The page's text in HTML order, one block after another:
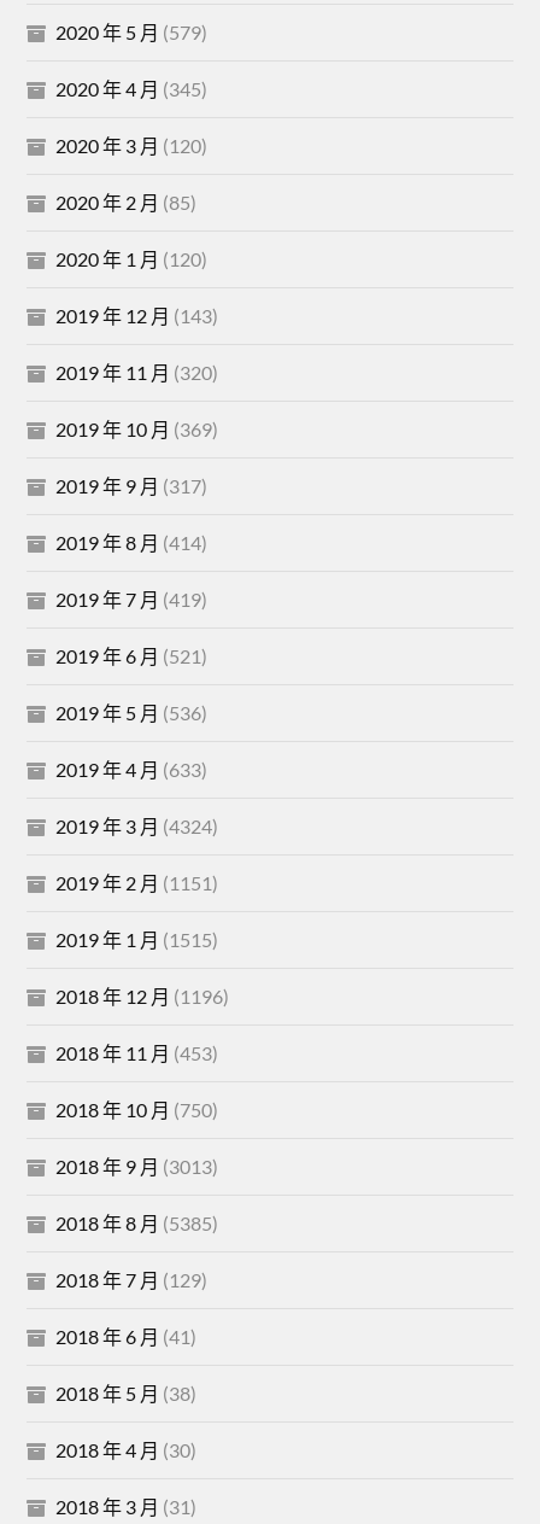
2020 年 5 月 (579)
2020 年 4 月 (345)
2020 年 3 月 (120)
2020 年 2 月 (85)
2020 年 1 月 (120)
2019 年 12 月 (143)
2019 年 11 月 (320)
2019 年 10 月 (369)
2019 年 9 月 (317)
2019 年 8 月 (414)
2019 年 7 月 (419)
2019 年 6 月 (521)
2019 年 5 月 (536)
2019 年 4 月 (633)
2019 年 3 月 (4324)
2019 年 2 月 (1151)
2019 年 1 月 (1515)
2018 年 12 月 (1196)
2018 年 11 月 (453)
2018 年 10 月 (750)
2018 年 9 月 (3013)
2018 年 8 月 (5385)
2018 年 7 月 (129)
2018 年 6 月 (41)
2018 年 5 月 (38)
2018 年 4 月 (30)
2018 年 3 月 (31)